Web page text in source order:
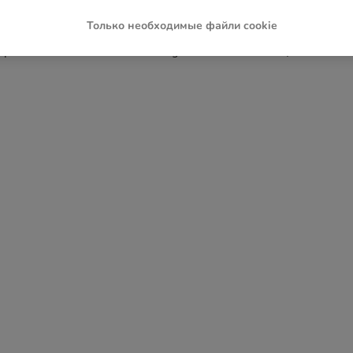
has occurred while loading
Только необходимые файли cookie